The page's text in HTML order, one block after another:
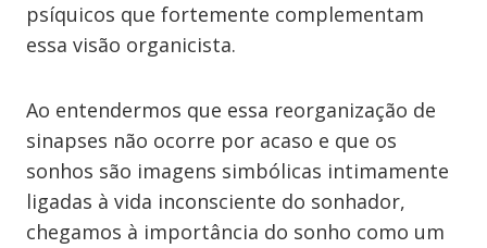
psíquicos que fortemente complementam
essa visão organicista.
Ao entendermos que essa reorganização de
sinapses não ocorre por acaso e que os
sonhos são imagens simbólicas intimamente
ligadas à vida inconsciente do sonhador,
chegamos à importância do sonho como um